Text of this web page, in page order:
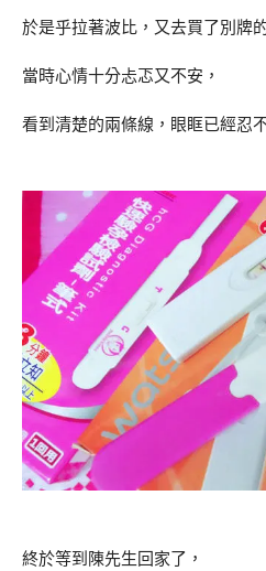
於是乎拉著波比，又去買了別牌
當時心情十分忐忑又不安，
看到清楚的兩條線，眼眶已經忍
終於等到陳先生回家了，